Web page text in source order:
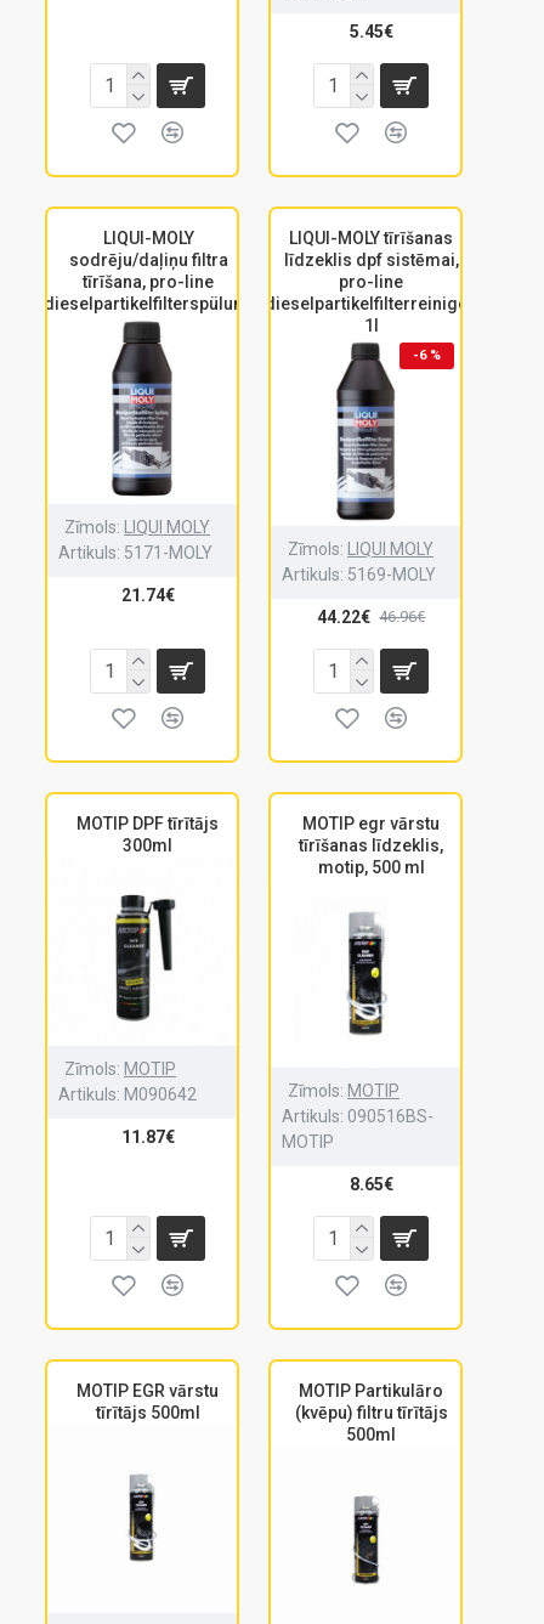
5.45€
LIQUI-MOLY
sodrēju/daļiņu filtra
tīrīšana, pro-line
dieselpartikelfilterspülung
Zīmols:
LIQUI MOLY
Artikuls: 5171-MOLY
21.74€
LIQUI-MOLY tīrīšanas
līdzeklis dpf sistēmai,
pro-line
dieselpartikelfilterreiniger,
1l
-6 %
Zīmols:
LIQUI MOLY
Artikuls: 5169-MOLY
44.22€ 46.96€
MOTIP DPF tīrītājs
300ml
Zīmols: MOTIP
Artikuls: M090642
11.87€
MOTIP egr vārstu
tīrīšanas līdzeklis,
motip, 500 ml
Zīmols: MOTIP
Artikuls: 090516BS-
MOTIP
8.65€
MOTIP EGR vārstu
tīrītājs 500ml
MOTIP Partikulāro
(kvēpu) filtru tīrītājs
500ml